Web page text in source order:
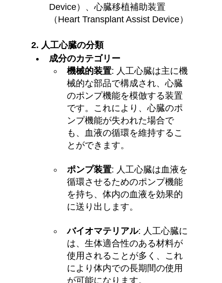
Device）、心臓移植補助装置
（Heart Transplant Assist Device）
2. 人工心臓の分類
成分のカテゴリー
機械的装置: 人工心臓は主に機
械的な部品で構成され、心臓
のポンプ機能を模倣する装置
です。これにより、心臓のポ
ンプ機能が失われた場合で
も、血液の循環を維持するこ
とができます。
ポンプ装置: 人工心臓は血液を
循環させるためのポンプ機能
を持ち、体内の血液を効果的
に送り出します。
バイオマテリアル: 人工心臓に
は、生体適合性のある材料が
使用されることが多く、これ
により体内での長期間の使用
が可能になります。